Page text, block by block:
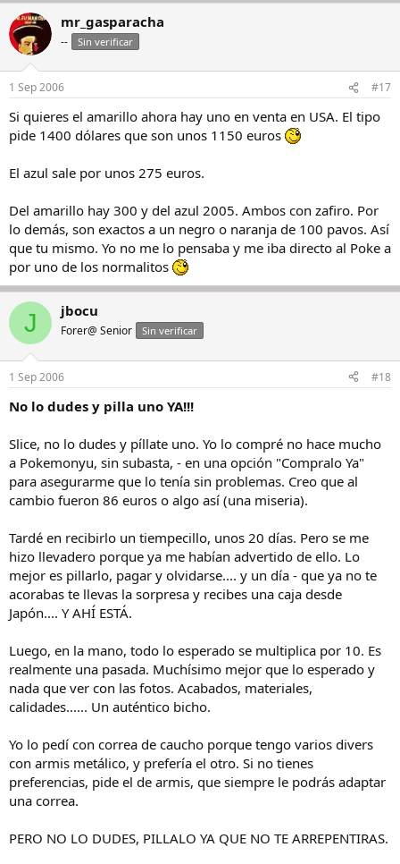
mr_gasparacha
-- Sin verificar
1 Sep 2006 #17
Si quieres el amarillo ahora hay uno en venta en USA. El tipo
pide 1400 dólares que son unos 1150 euros
El azul sale por unos 275 euros.
Del amarillo hay 300 y del azul 2005. Ambos con zafiro. Por
lo demás, son exactos a un negro o naranja de 100 pavos. Así
que tu mismo. Yo no me lo pensaba y me iba directo al Poke a
por uno de los normalitos
J jbocu
Forer@ Senior Sin verificar
1 Sep 2006 #18
No lo dudes y pilla uno YA!!!
Slice, no lo dudes y píllate uno. Yo lo compré no hace mucho
a Pokemonyu, sin subasta, - en una opción "Compralo Ya"
para asegurarme que lo tenía sin problemas. Creo que al
cambio fueron 86 euros o algo así (una miseria).
Tardé en recibirlo un tiempecillo, unos 20 días. Pero se me
hizo llevadero porque ya me habían advertido de ello. Lo
mejor es pillarlo, pagar y olvidarse.... y un día - que ya no te
acorabas te llevas la sorpresa y recibes una caja desde
Japón.... Y AHÍ ESTÁ.
Luego, en la mano, todo lo esperado se multiplica por 10. Es
realmente una pasada. Muchísimo mejor que lo esperado y
nada que ver con las fotos. Acabados, materiales,
calidades...... Un auténtico bicho.
Yo lo pedí con correa de caucho porque tengo varios divers
con armis metálico, y prefería el otro. Si no tienes
preferencias, pide el de armis, que siempre le podrás adaptar
una correa.
PERO NO LO DUDES, PILLALO YA QUE NO TE ARREPENTIRAS.